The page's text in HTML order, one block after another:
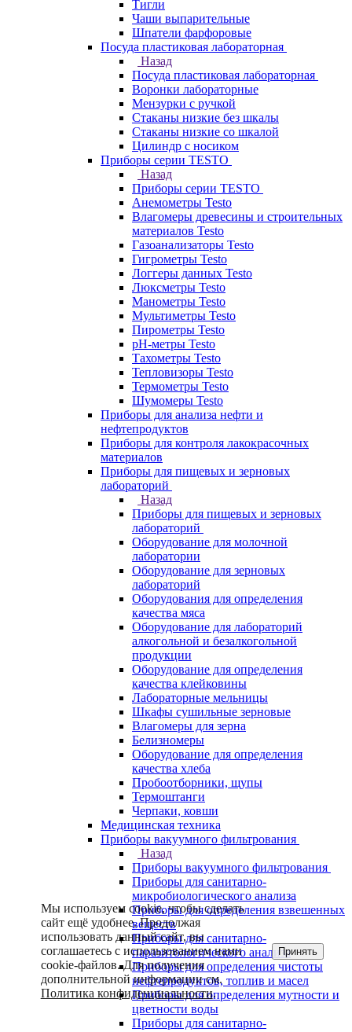
Тигли
Чаши выпарительные
Шпатели фарфоровые
Посуда пластиковая лабораторная
Назад
Посуда пластиковая лабораторная
Воронки лабораторные
Мензурки с ручкой
Стаканы низкие без шкалы
Стаканы низкие со шкалой
Цилиндр с носиком
Приборы серии TESTO
Назад
Приборы серии TESTO
Анемометры Testo
Влагомеры древесины и строительных
материалов Testo
Газоанализаторы Testo
Гигрометры Testo
Логгеры данных Testo
Люксметры Testo
Манометры Testo
Мультиметры Testo
Пирометры Testo
pH-метры Testo
Тахометры Testo
Тепловизоры Testo
Термометры Testo
Шумомеры Testo
Приборы для анализа нефти и
нефтепродуктов
Приборы для контроля лакокрасочных
материалов
Приборы для пищевых и зерновых
лабораторий
Назад
Приборы для пищевых и зерновых
лабораторий
Оборудование для молочной
лаборатории
Оборудование для зерновых
лабораторий
Оборудования для определения
качества мяса
Оборудование для лабораторий
алкогольной и безалкогольной
продукции
Оборудование для определения
качества клейковины
Лабораторные мельницы
Шкафы сушильные зерновые
Влагомеры для зерна
Белизномеры
Оборудование для определения
качества хлеба
Пробоотборники, щупы
Термоштанги
Черпаки, ковши
Медицинская техника
Приборы вакуумного фильтрования
Назад
Приборы вакуумного фильтрования
Приборы для санитарно-
микробиологического анализа
Приборы для определения взвешенных
веществ
Приборы для санитарно-
паразитологического анализа
Приборы для определения чистоты
нефтепродуктов, топлив и масел
Приборы для определения мутности и
цветности воды
Приборы для санитарно-
Мы используем cookie, чтобы сделать
сайт ещё удобнее. Продолжая
использовать данный сайт, вы
соглашаетесь с использованием нами
cookie-файлов. Для получения
дополнительной информации см.
Политика конфиденциальности.
Принять